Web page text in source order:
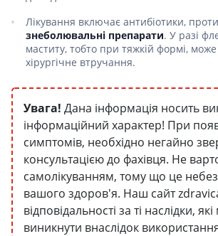
Лікування включає антибіотики,
знеболювальні препарати. У разі
маститу, тобто при тяжкій формі,
хірургічне втручання.
Увага! Дана інформація носить
інформаційний характер! При
симптомів, необхідно негайно
консультацією до фахівця. Не
самолікуванням, тому що це
вашого здоров'я. Наш сайт
відповідальності за ті наслідки,
виникнути внаслідок